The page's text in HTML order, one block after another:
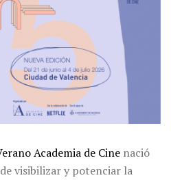
Academia de Cine nació
visibilizar y potenciar la